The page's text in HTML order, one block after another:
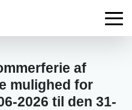
af
mulighed for
2026 til den 31-